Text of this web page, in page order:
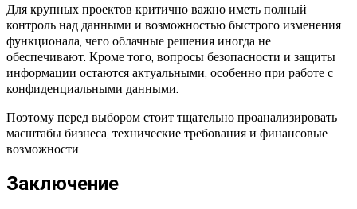
Для крупных проектов критично важно иметь полный
контроль над данными и возможностью быстрого изменения
функционала, чего облачные решения иногда не
обеспечивают. Кроме того, вопросы безопасности и защиты
информации остаются актуальными, особенно при работе с
конфиденциальными данными.
Поэтому перед выбором стоит тщательно проанализировать
масштабы бизнеса, технические требования и финансовые
возможности.
Заключение